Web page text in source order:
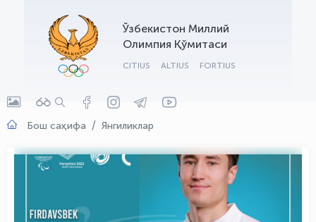
Ўзбекистон Миллий
Олимпия Қўмитаси
CITIUS ALTIUS FORTIUS
Бош саҳифа Янгиликлар
OLYMPCHIK AI - yordamchi
Онлайн · olympic.uz